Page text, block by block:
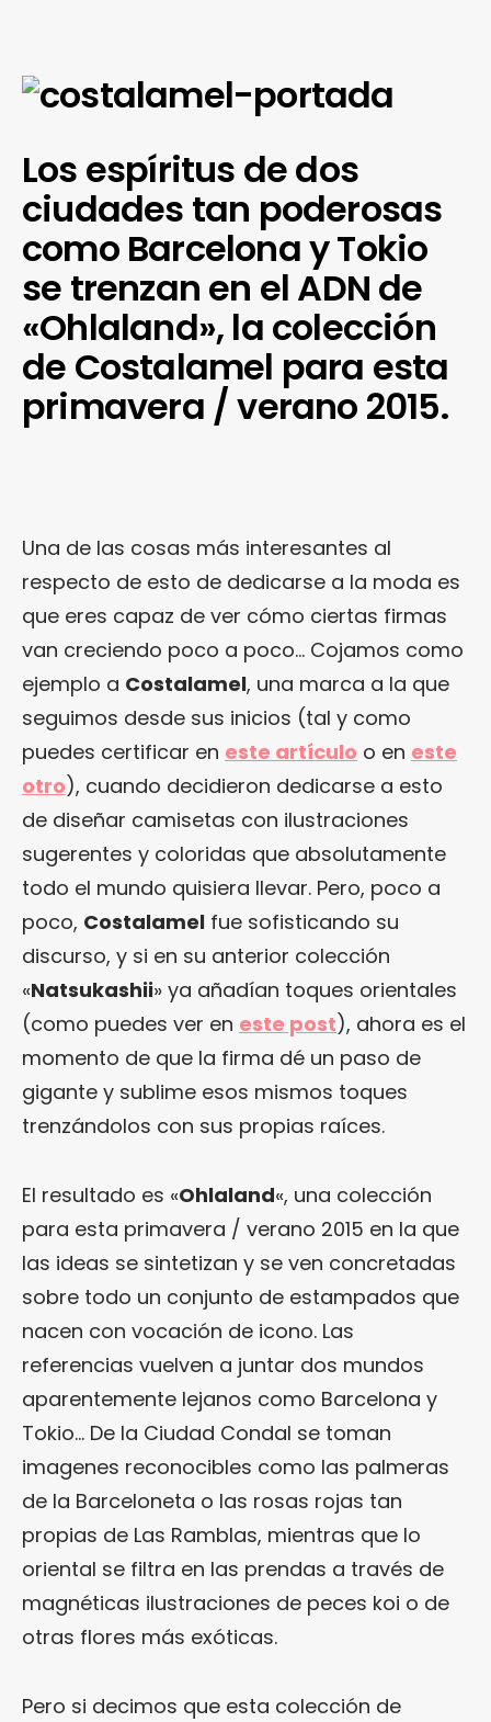
Los espíritus de dos
ciudades tan poderosas
como Barcelona y Tokio
se trenzan en el ADN de
«Ohlaland», la colección
de Costalamel para esta
primavera / verano 2015.
Una de las cosas más interesantes al
respecto de esto de dedicarse a la moda es
que eres capaz de ver cómo ciertas firmas
van creciendo poco a poco… Cojamos como
ejemplo a Costalamel, una marca a la que
seguimos desde sus inicios (tal y como
puedes certificar en este artículo o en este
otro), cuando decidieron dedicarse a esto
de diseñar camisetas con ilustraciones
sugerentes y coloridas que absolutamente
todo el mundo quisiera llevar. Pero, poco a
poco, Costalamel fue sofisticando su
discurso, y si en su anterior colección
«Natsukashii» ya añadían toques orientales
(como puedes ver en este post), ahora es el
momento de que la firma dé un paso de
gigante y sublime esos mismos toques
trenzándolos con sus propias raíces.
El resultado es «Ohlaland«, una colección
para esta primavera / verano 2015 en la que
las ideas se sintetizan y se ven concretadas
sobre todo un conjunto de estampados que
nacen con vocación de icono. Las
referencias vuelven a juntar dos mundos
aparentemente lejanos como Barcelona y
Tokio… De la Ciudad Condal se toman
imagenes reconocibles como las palmeras
de la Barceloneta o las rosas rojas tan
propias de Las Ramblas, mientras que lo
oriental se filtra en las prendas a través de
magnéticas ilustraciones de peces koi o de
otras flores más exóticas.
Pero si decimos que esta colección de